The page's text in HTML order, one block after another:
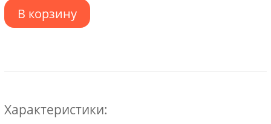
В корзину
Характеристики: